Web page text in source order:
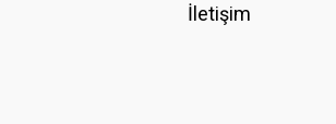
İletişim